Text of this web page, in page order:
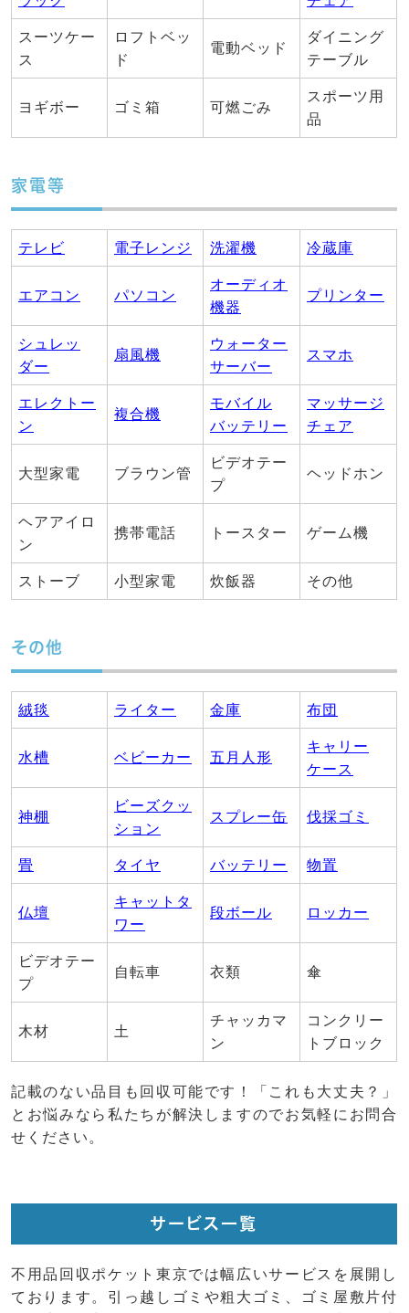
スーツケー
ス
ロフトベッ
ド
電動ベッド
ダイニング
テーブル
ヨギボー ゴミ箱 可燃ごみ
スポーツ用
品
家電等
テレビ 電子レンジ 洗濯機 冷蔵庫
エアコン パソコン
オーディオ
機器
プリンター
シュレッ
ダー
扇風機
ウォーター
サーバー
スマホ
エレクトー
ン
複合機
モバイル
バッテリー
マッサージ
チェア
大型家電 ブラウン管
ビデオテー
プ
ヘッドホン
ヘアアイロ
ン
携帯電話 トースター ゲーム機
ストーブ 小型家電 炊飯器 その他
その他
絨毯 ライター 金庫 布団
水槽 ベビーカー 五月人形
キャリー
ケース
神棚
ビーズクッ
ション
スプレー缶 伐採ゴミ
畳 タイヤ バッテリー 物置
仏壇
キャットタ
ワー
段ボール ロッカー
ビデオテー
プ
自転車 衣類 傘
木材 土
チャッカマ
ン
コンクリー
トブロック
記載のない品目も回収可能です！「これも大丈夫？」
とお悩みなら私たちが解決しますのでお気軽にお問合
せください。
サービス一覧
不用品回収ポケット東京では幅広いサービスを展開し
ております。引っ越しゴミや粗大ゴミ、ゴミ屋敷片付